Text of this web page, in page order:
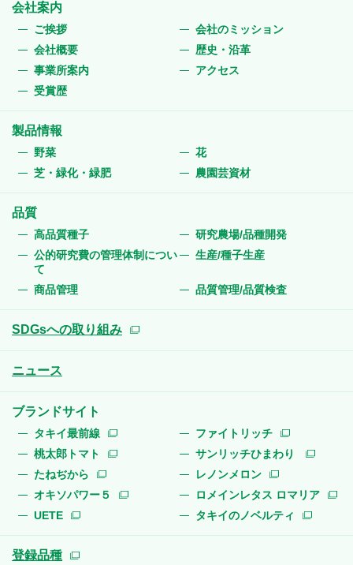
会社案内
ご挨拶
会社のミッション
会社概要
歴史・沿革
事業所案内
アクセス
受賞歴
製品情報
野菜
花
芝・緑化・緑肥
農園芸資材
品質
高品質種子
研究農場/品種開発
公的研究費の管理体制につい
て
生産/種子生産
商品管理 品質管理/品質検査
SDGsへの取り組み
ニュース
ブランドサイト
タキイ最前線
ファイトリッチ
桃太郎トマト
サンリッチひまわり
たねぢから
レノンメロン
オキソパワー５
ロメインレタス ロマリア
UETE
タキイのノベルティ
登録品種